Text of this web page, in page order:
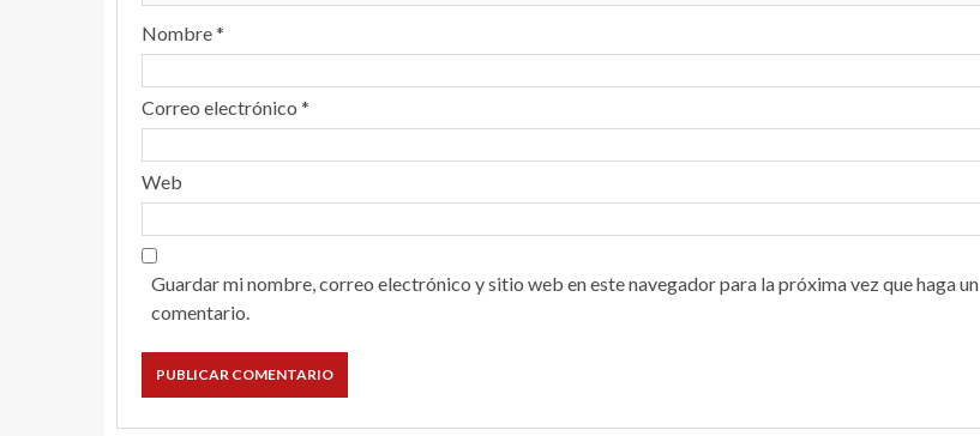
Nombre*
Correo electrónico *
Web
Guardar mi nombre, correo electrónico y sitio web en este navegador para la próxima vez que haga un
comentario.